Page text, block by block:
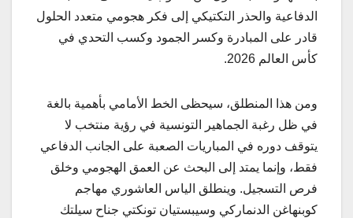
الدفاعية والحذر التكتيكي إلى فكر هجومي متعدد الحلول
قادر على المبادرة وكسر الجمود وكسب التحدي في
كأس العالم 2026.
ومن هذا المنطلق، سيحظى الخط الأمامي بأهمية بالغة
في ظل رغبة الجماهير التونسية في رؤية منتخب لا
يتوقف دوره في المباريات الصعبة على الجانب الدفاعي
فقط، وإنما يمتد إلى البحث عن العمق الهجومي وخلق
فرص التسجيل. وينطلق الياس العاشوري مهاجم
كوبنهاغن الدنماركي وسيبستيان تونكتي جناح سيلتك